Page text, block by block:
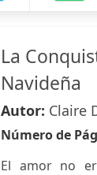
La
Navideña
Autor: Claire
Número de
El amor no